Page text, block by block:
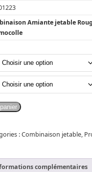
Amiante jetable
:Combinaison jetable,
complémentaires